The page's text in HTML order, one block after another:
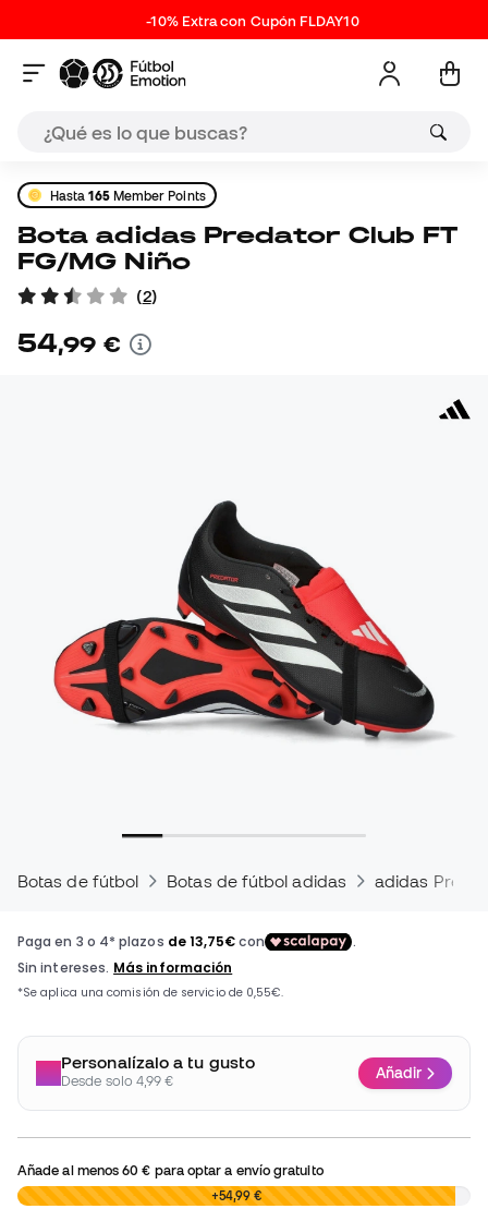
-10% Extra con Cupón FLDAY10
Hasta165Member Points
Bota adidas Predator Club FT
FG/MG Niño
(2)
54,99 €
Botas de fútbol Botas de fútbol adidas adidas
Personalízalo a tu gusto
Desde solo 4,99 € Añadir
Añade al menos60 € para optar a envío gratuito
0,00 € +54,99 €